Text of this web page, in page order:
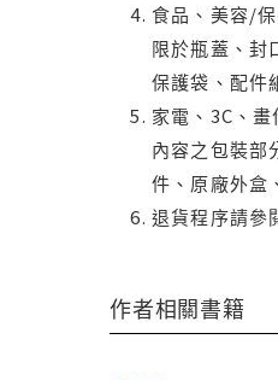
食品、美容/
限於瓶蓋、封
保護袋、配件
家電、3C、
內容之包裝部
件、原廠外盒
退貨程序請參
作者相關書籍